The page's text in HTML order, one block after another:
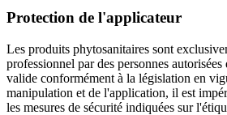
Protection de l'applicateur
Les produits phytosanitaires sont
professionnel par des personnes
valide conformément à la législation en
manipulation et de l'application, il est
les mesures de sécurité indiquées sur